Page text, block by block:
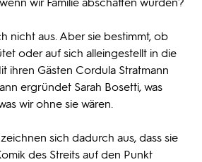
nicht aus. Aber sie bestimmt, ob
oder auf sich alleingestellt in die
ihren Gästen Cordula Stratmann
ergründet Sarah Bosetti, was
wir ohne sie wären.
sich dadurch aus, dass sie
des Streits auf den Punkt